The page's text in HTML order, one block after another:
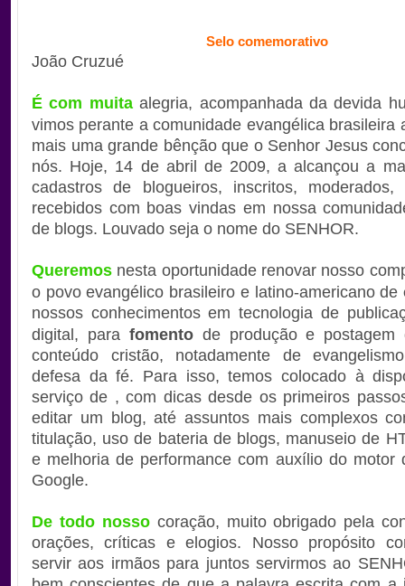
Selo comemorativo
João Cruzué
É com muita alegria, acompanhada da devida
vimos perante a comunidade evangélica brasileira
mais uma grande bênção que o Senhor Jesus
nós. Hoje, 14 de abril de 2009, a alcançou a
cadastros de blogueiros, inscritos, moderados,
recebidos com boas vindas em nossa
de blogs. Louvado seja o nome do SENHOR.
Queremos nesta oportunidade renovar nosso
o povo evangélico brasileiro e latino-americano de
nossos conhecimentosem tecnologia de
digital, para fomentode produção e postagem
conteúdo cristão, notadamente de
defesa da fé. Para isso, temos colocado à
serviço de , com dicas desde os primeiros
editar um blog, até assuntos mais complexos
titulação, uso de bateria de blogs, manuseio de
e melhoria de performance com auxílio do motor
Google.
De todo nossocoração, muito obrigado pela
orações, críticas e elogios. Nosso propósito
servir aos irmãos para juntos servirmos ao